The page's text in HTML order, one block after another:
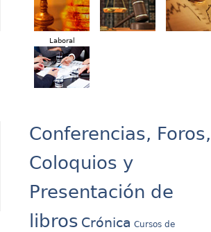
Laboral
Conferencias, Foros,
Coloquios y
Presentación de
libros Crónica Cursos de